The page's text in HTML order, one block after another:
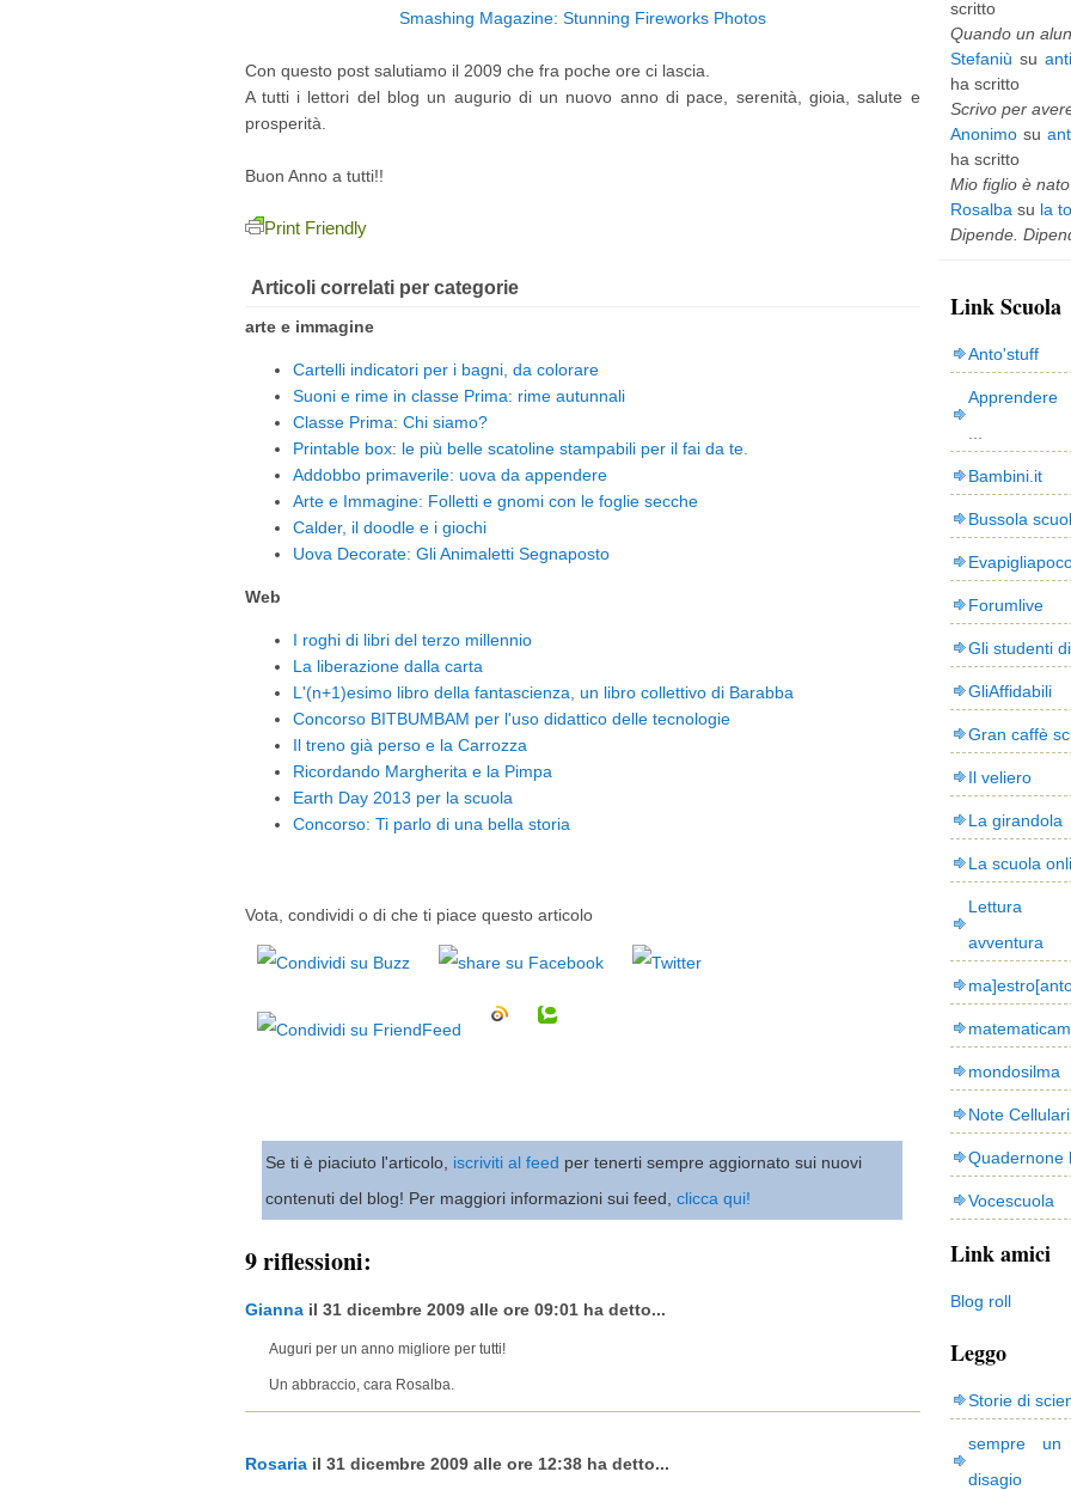
Smashing Magazine: Stunning Fireworks Photos
Con questo post salutiamo il 2009 che fra poche ore ci lascia.
A tutti i lettori del blog un augurio di un nuovo anno di pace, serenità, gioia, salute e
prosperità.
Buon Anno a tutti!!
Print Friendly
Articoli correlati per categorie
arte e immagine
Cartelli indicatori per i bagni, da colorare
Suoni e rime in classe Prima: rime autunnali
Classe Prima: Chi siamo?
Printable box: le più belle scatoline stampabili per il fai da te.
Addobbo primaverile: uova da appendere
Arte e Immagine: Folletti e gnomi con le foglie secche
Calder, il doodle e i giochi
Uova Decorate: Gli Animaletti Segnaposto
Web
I roghi di libri del terzo millennio
La liberazione dalla carta
L'(n+1)esimo libro della fantascienza, un libro collettivo di Barabba
Concorso BITBUMBAM per l'uso didattico delle tecnologie
Il treno già perso e la Carrozza
Ricordando Margherita e la Pimpa
Earth Day 2013 per la scuola
Concorso: Ti parlo di una bella storia
Vota, condividi o di che ti piace questo articolo
Se ti è piaciuto l'articolo, iscriviti al feed per tenerti sempre aggiornato sui nuovi
contenuti del blog! Per maggiori informazioni sui feed, clicca qui!
9 riflessioni:
Giannail 31 dicembre 2009 alle ore 09:01 ha detto...
Auguri per un anno migliore per tutti!
Un abbraccio, cara Rosalba.
Rosariail 31 dicembre 2009 alle ore 12:38 ha detto...
scritto
Quando un
Stefaniù su
ha scritto
Scrivo per avere
Anonimosu
ha scritto
Mio figlio è nato
Rosalba su la
Dipende.
Link Scuola
Anto'stuff
Bambini.it
Bussola
Forumlive
Gli studenti
GliAffidabili
Gran caffè
Il veliero
La girandola
La scuola
avventura
mondosilma
Note Cellulari
Quadernone
Vocescuola
Link amici
Blog roll
Leggo
Storie di
sempre
disagio